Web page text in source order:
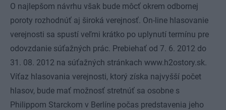
O najlepšom návrhu však bude môcť okrem odbornej
poroty rozhodnúť aj široká verejnosť. On-line hlasovanie
verejnosti sa spustí veľmi krátko po uplynutí termínu pre
odovzdanie súťažných prác. Prebiehať od 7. 6. 2012 do
31. 08. 2012 na súťažných stránkach www.h2ostory.sk.
Víťaz hlasovania verejnosti, ktorý získa najvyšší počet
hlasov, bude mať možnosť stretnúť sa osobne s
Philippom Starckom v Berlíne počas predstavenia jeho